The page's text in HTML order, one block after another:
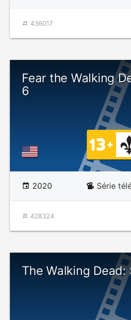
436017
Fear the Walking
6
2020 Série
428324
The Walking Dead: